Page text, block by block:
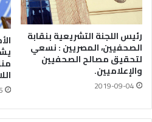
رئيس اللجنة التشريعية بنقابة
الصحفيين، المصريين : نسعي
لتحقيق مصالح الصحفيين
والإعلاميين.
2019-09-04